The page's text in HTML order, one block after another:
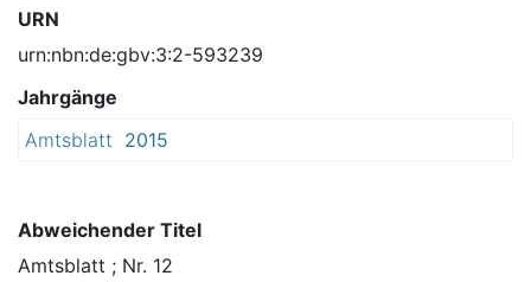
URN
urn:nbn:de:gbv:3:2-593239
Jahrgänge
Amtsblatt 2015
Abweichender Titel
Amtsblatt ; Nr. 12